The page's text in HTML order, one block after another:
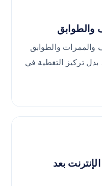
والطوابق
والممرات والطوابق
بدل تركيز التغطية في
بعد